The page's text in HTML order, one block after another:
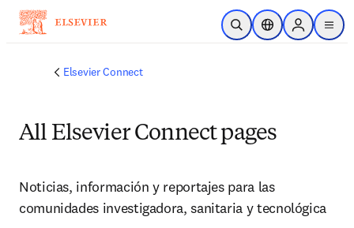
Saltar al contenido principal
Abrir búsqueda
Selector deSign in to
menu
Elsevier Connect
All Elsevier Connect pages
Noticias, información y reportajes para las
comunidades investigadora, sanitaria y tecnológica